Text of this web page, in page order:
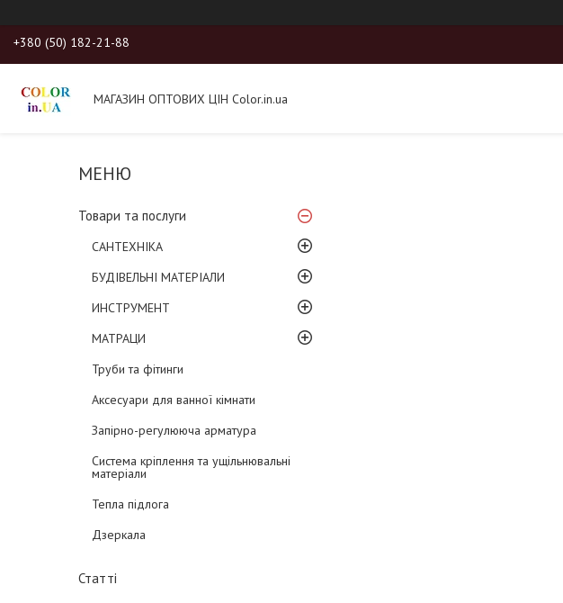
+380 (50) 182-21-88
МАГАЗИН ОПТОВИХ ЦІН Color.in.ua
Товари та послуги
САНТЕХНІКА
БУДІВЕЛЬНІ МАТЕРІАЛИ
ИНСТРУМЕНТ
МАТРАЦИ
Труби та фітинги
Аксесуари для ванної кімнати
Запірно-регулююча арматура
Система кріплення та ущільнювальні
матеріали
Тепла підлога
Дзеркала
Статті